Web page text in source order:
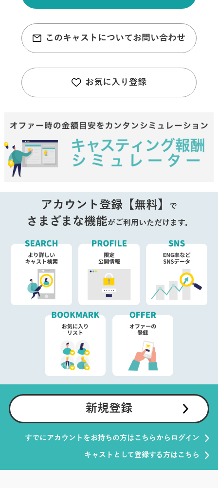
このキャストについてお問い合わせ
お気に入り登録
アカウント登録【無料】 で
さまざまな機能がご利用いただけます。
新規登録
すでにアカウントをお持ちの方はこちらからログイン
キャストとして登録する方はこちら